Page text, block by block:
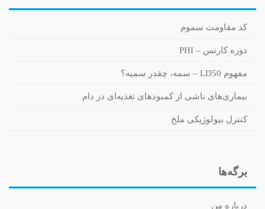
کد مقاومت سموم
دوره کارنس – PHI
مفهوم LD50 – سمه، چقدر سمیه؟
بیماری‌های ناشی از کمبودهای تغذیه‌ای در دام
کنترل بیولوژیکی ملخ
برگه‌ها
درباره من